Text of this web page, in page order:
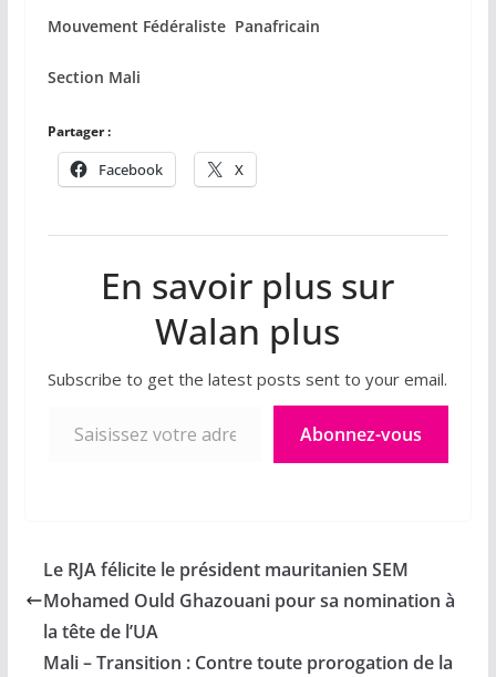
Mouvement Fédéraliste Panafricain
Section Mali
Partager :
Facebook X
En savoir plus sur
Walan plus
Subscribe to get the latest posts sent to your email.
Abonnez-vous
Le RJA félicite le président mauritanien SEM
Mohamed Ould Ghazouani pour sa nomination à
la tête de l’UA
Mali – Transition : Contre toute prorogation de la